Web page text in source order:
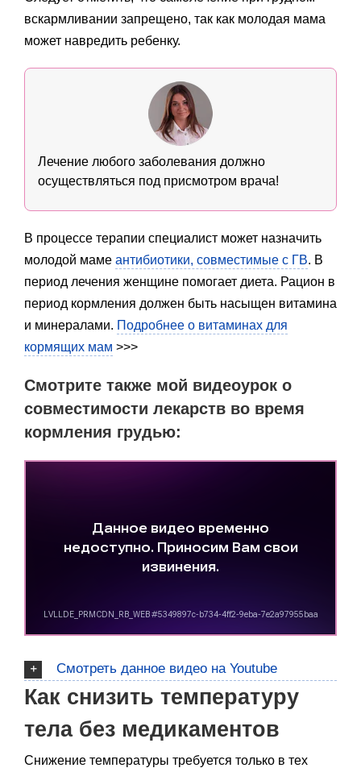
вскармливании запрещено, так как молодая мама
может навредить ребенку.
Лечение любого заболевания должно
осуществляться под присмотром врача!
В процессе терапии специалист может назначить
молодой маме антибиотики, совместимые с ГВ. В
период лечения женщине помогает диета. Рацион в
период кормления должен быть насыщен витамина
и минералами. Подробнее о витаминах для
кормящих мам >>>
Смотрите также мой видеоурок о
совместимости лекарств во время
кормления грудью:
Смотреть данное видео на Youtube
Как снизить температуру
тела без медикаментов
Снижение температуры требуется только в тех